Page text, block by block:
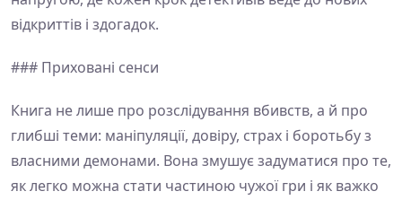
відкриттів і здогадок.
### Приховані сенси
Книга не лише про розслідування вбивств, а й про
глибші теми: маніпуляції, довіру, страх і боротьбу з
власними демонами. Вона змушує задуматися про те,
як легко можна стати частиною чужої гри і як важко